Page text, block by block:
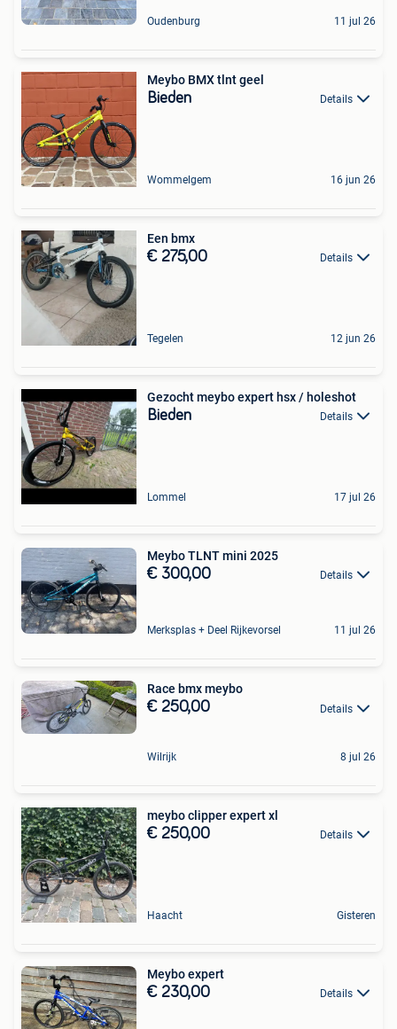
Oudenburg 11 jul 26
Meybo BMX tlnt geel
Bieden Details
Wommelgem 16 jun 26
Een bmx
€ 275,00 Details
Tegelen 12 jun 26
Gezocht meybo expert hsx / holeshot
Bieden Details
Lommel 17 jul 26
Meybo TLNT mini 2025
€ 300,00 Details
Merksplas + Deel Rijkevorsel 11 jul 26
Race bmx meybo
€ 250,00 Details
Wilrijk 8 jul 26
meybo clipper expert xl
€ 250,00 Details
Haacht Gisteren
Meybo expert
€ 230,00 Details